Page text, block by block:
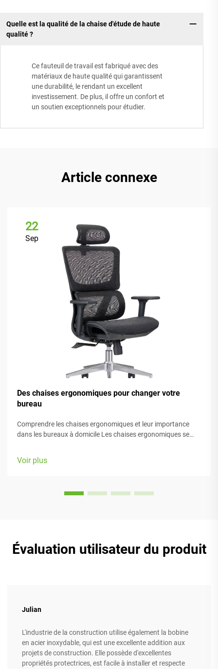
Quelle est la qualité de la chaise d'étude de haute
qualité ?
Ce fauteuil de travail est fabriqué avec des
matériaux de haute qualité qui garantissent
une durabilité, le rendant un excellent
investissement. De plus, il offre un confort et
un soutien exceptionnels pour étudier.
Article connexe
22
Sep
Des chaises ergonomiques pour changer votre
bureau
Comprendre les chaises ergonomiques et leur importance
dans les bureaux à domicile Les chaises ergonomiques se
types de morphologie et préférences. La plupart des modèles
Voir plus
Évaluation utilisateur du produit
Julian
L'industrie de la construction utilise également la bobine
en acier inoxydable, qui est une excellente addition aux
projets de construction. Elle possède d'excellentes
propriétés protectrices, est facile à installer et respecte